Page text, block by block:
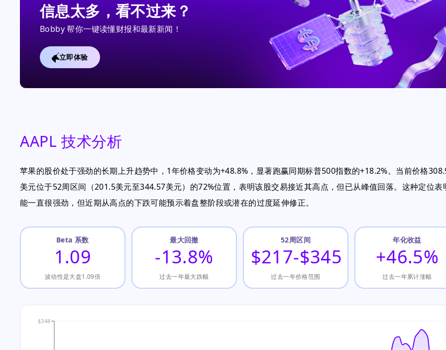
信息太多，看不过来？
Bobby 帮你一键读懂财报和最新新闻！
立即体验
AAPL 技术分析
苹果的股价处于强劲的长期上升趋势中，1年价格变动为+48.8%，显著跑赢同期标普500指数的+18.2%。当前价格
美元位于52周区间（201.5美元至344.57美元）的72%位置，表明该股交易接近其高点，但已从峰值回落。这种定位表
能一直很强劲，但近期从高点的下跌可能预示着盘整阶段或潜在的过度延伸修正。
Beta 系数
1.09
波动性是大盘1.09倍
最大回撤
-13.8%
过去一年最大跌幅
52周区间
$217-$345
过去一年价格范围
年化收益
+46.5%
过去一年累计涨幅
$348